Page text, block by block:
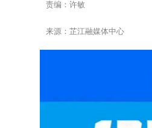
责编：许敏
来源：芷江融媒体中心